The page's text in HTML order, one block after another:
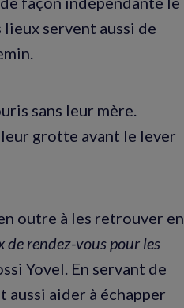
servent aussi de
sans leur mère.
grotte avant le lever
outre à les retrouver en
de rendez-vous pour les
Yovel. En servant de
aider à échapper